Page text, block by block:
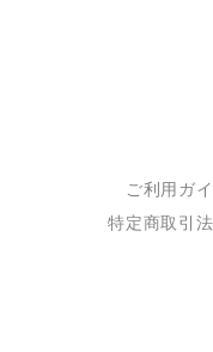
ご利用ガ
特定商取引